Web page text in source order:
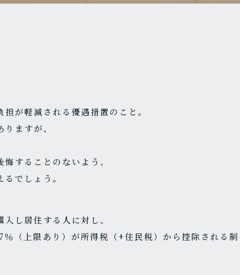
が軽減される優遇措置のこと。
ますが、
することのないよう、
でしょう。
し居住する人に対し、
（上限あり）が所得税（+住民税）から控除される制